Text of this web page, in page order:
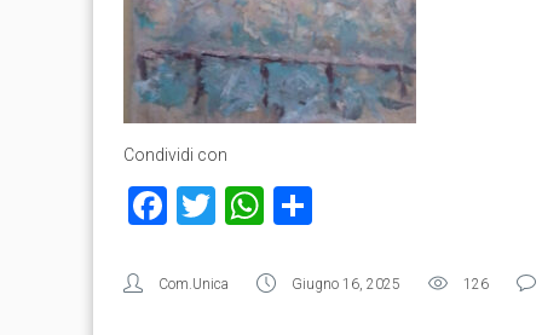
Condividi con
Facebook
TwitterWhatsApp
Com.Unica Giugno 16, 2025 126